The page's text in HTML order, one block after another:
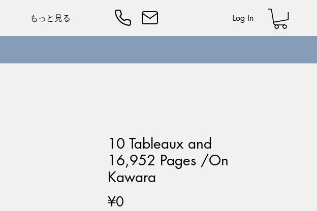
もっと見る Log In
10 Tableaux and
16,952 Pages /On
Kawara
¥0